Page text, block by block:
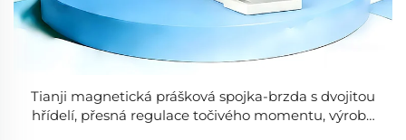
Tianji magnetická prášková spojka-brzda s dvojitou
hřídelí, přesná regulace točivého momentu, výroba